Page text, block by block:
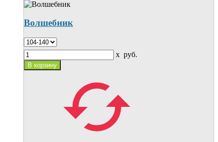
Волшебник
x руб.